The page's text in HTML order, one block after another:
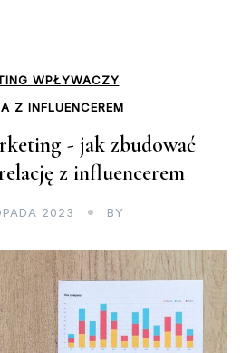
WPŁYWACZY
Z INFLUENCEREM
- jak zbudować
z influencerem
2023 BY